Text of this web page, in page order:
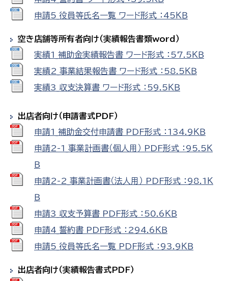
申請5_役員等氏名一覧 ワード形式 ：45ＫＢ
空き店舗等所有者向け（実績報告書類word）
実績1_補助金実績報告書 ワード形式 ：57.5ＫＢ
実績2_事業結果報告書 ワード形式 ：58.5ＫＢ
実績3_収支決算書 ワード形式 ：59.5ＫＢ
出店者向け（申請書式PDF）
申請1_補助金交付申請書 PDF形式 ：134.9ＫＢ
申請2-1_事業計画書（個人用） PDF形式 ：95.5Ｋ
Ｂ
申請2-2_事業計画書（法人用） PDF形式 ：98.1Ｋ
Ｂ
申請3_収支予算書 PDF形式 ：50.6ＫＢ
申請4_誓約書 PDF形式 ：294.6ＫＢ
申請5_役員等氏名一覧 PDF形式 ：93.9ＫＢ
出店者向け（実績報告書式PDF）